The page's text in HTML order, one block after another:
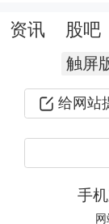
资讯 股吧
触屏
给网站
手
网